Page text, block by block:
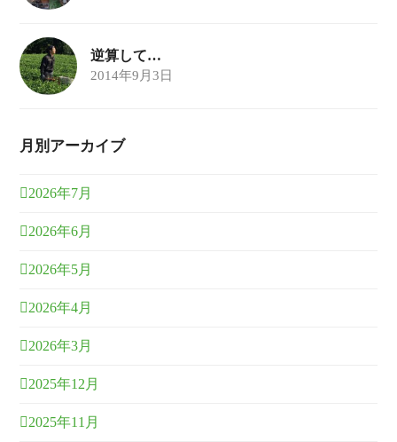
逆算して…
2014年9月3日
月別アーカイブ
2026年7月
2026年6月
2026年5月
2026年4月
2026年3月
2025年12月
2025年11月